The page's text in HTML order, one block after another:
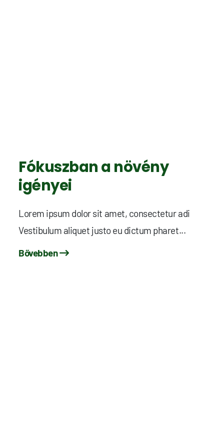
Fókuszban a növény
igényei
Lorem ipsum dolor sit amet, consectetur adi
Vestibulum aliquet justo eu dictum pharet...
Bővebben